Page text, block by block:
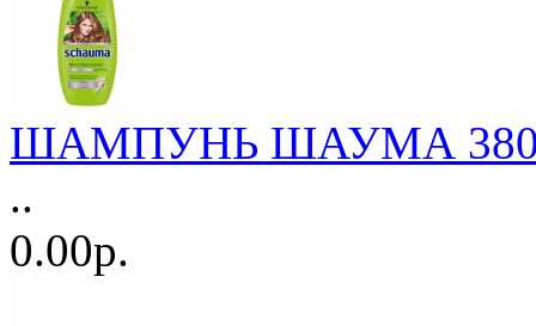
ШАМПУНЬ ШАУМА
..
0.00р.